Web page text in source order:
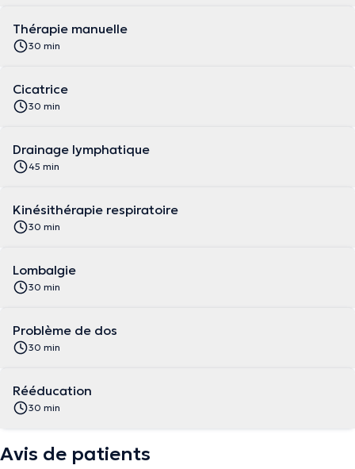
Thérapie manuelle
30 min
Cicatrice
30 min
Drainage lymphatique
45 min
Kinésithérapie respiratoire
30 min
Lombalgie
30 min
Problème de dos
30 min
Rééducation
30 min
Avis de patients